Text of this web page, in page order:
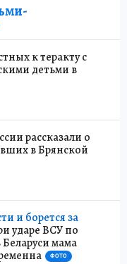
к теракту с
детьми в
рассказали о
в Брянской
и борется за
ударе ВСУ по
Беларуси мама
ФОТО